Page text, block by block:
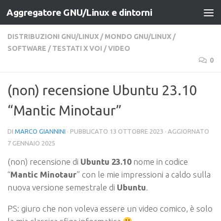
Salta al contenuto
Aggregatore GNU/Linux e dintorni
DISTRIBUZIONI GNU/LINUX / MONDO GNU/LINUX /
SOFTWARE / TESTATI X VOI /VIDEO
0
(non) recensione Ubuntu 23.10
“Mantic Minotaur”
DI MARCO GIANNINI · PUBBLICATO 13 OTTOBRE 2023 · AGGIORNATO
7 GENNAIO 2025
(non) recensione di Ubuntu 23.10nome in codice
“Mantic Minotaur” con le mie impressioni a caldo sulla
nuova versione semestrale di Ubuntu.
PS: giuro che non voleva essere un video comico, è solo